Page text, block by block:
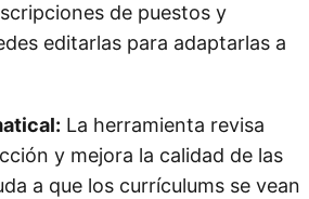
de puestos y
editarlas para adaptarlas a
La herramienta revisa
y mejora la calidad de las
a que los currículums se vean